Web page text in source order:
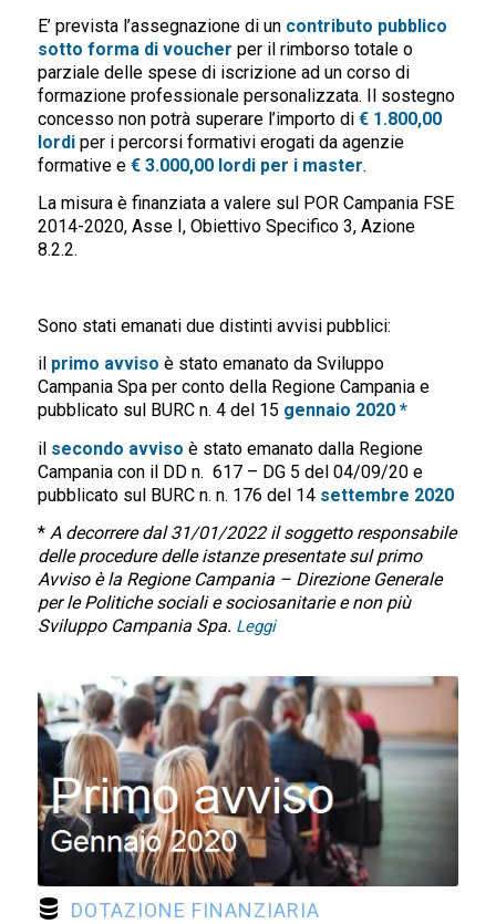
E’ prevista l’assegnazione di un contributo pubblico
sotto forma di voucher per il rimborso totale o
parziale delle spese di iscrizione ad un corso di
formazione professionale personalizzata. Il sostegno
concesso non potrà superare l’importo di € 1.800,00
lordiper i percorsi formativi erogati da agenzie
formative e € 3.000,00 lordi per i master.
La misura è finanziata a valere sul POR Campania FSE
2014-2020, Asse I, Obiettivo Specifico 3, Azione
8.2.2.
Sono stati emanati due distinti avvisi pubblici:
il primo avviso è stato emanato da Sviluppo
Campania Spa per conto della Regione Campania e
pubblicato sul BURC n. 4 del 15 gennaio 2020 *
il secondo avviso è stato emanato dalla Regione
Campania con il DD n. 617 – DG 5 del 04/09/20 e
pubblicato sul BURC n. n. 176 del 14settembre 2020
* A decorrere dal 31/01/2022 il soggetto responsabile
delle procedure delle istanze presentate sul primo
Avviso è la Regione Campania – Direzione Generale
per le Politiche sociali e sociosanitarie e non più
Sviluppo Campania Spa. Leggi
DOTAZIONE FINANZIARIA